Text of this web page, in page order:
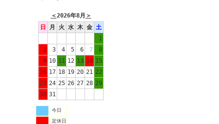
＜2026年8月 ＞
日
月 火 水 木 金 土
1
2
3 4 5 6 7
8
9 10 11 12 13 14 15
16 17 18 19 20 21 22
23 24 25 26 27 28 29
30 31
今日
定休日